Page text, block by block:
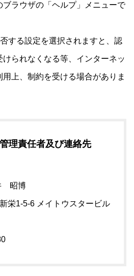
ブラウザの「ヘルプ」メニューで
する設定を選択されますと、認
られなくなる等、インターネッ
用上、制約を受ける場合がありま
理責任者及び連絡先
昭博
栄1-5-6 メイトウスタービル